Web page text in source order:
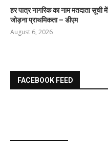
हर पात्र नागरिक का नाम मतदाता सूची में
जोड़ना प्राथमिकता – डीएम
August 6, 2026
FACEBOOK FEED